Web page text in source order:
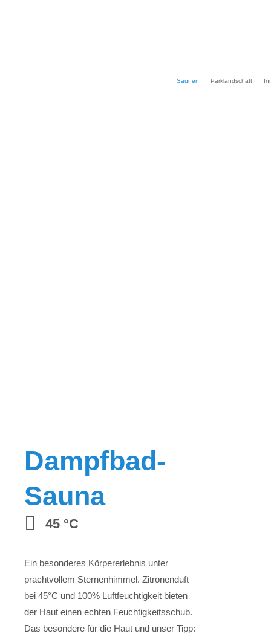
Saunen Parklandschaft
Dampfbad-
Sauna
45 °C
Ein besonderes Körpererlebnis unter
prachtvollem Sternenhimmel. Zitronenduft
bei 45°C und 100% Luftfeuchtigkeit bieten
der Haut einen echten Feuchtigkeitsschub.
Das besondere für die Haut und unser Tipp: